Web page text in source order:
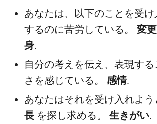
あなたは、以下のことを受
するのに苦労している。 変更
身.
自分の考えを伝え、表現する
さを感じている。 感情.
あなたはそれを受け入れよう
長 を探し求める。 生きがい.